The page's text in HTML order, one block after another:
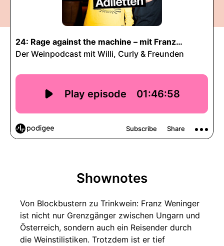
Shownotes
Von Blockbustern zu Trinkwein: Franz Weninger
ist nicht nur Grenzgänger zwischen Ungarn und
Österreich, sondern auch ein Reisender durch
die Weinstilistiken. Trotzdem ist er tief